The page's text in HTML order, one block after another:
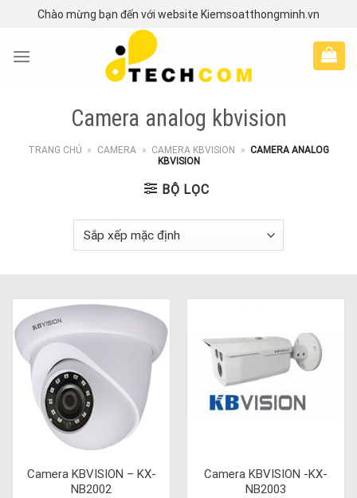
content
Chào mừng bạn đến với website Kiemsoatthongminh.vn
Camera analog kbvision
TRANG CHỦ » CAMERA » CAMERA KBVISION » CAMERA ANALOG
KBVISION
BỘ LỌC
Camera KBVISION – KX-
NB2002
Camera KBVISION -KX-
NB2003